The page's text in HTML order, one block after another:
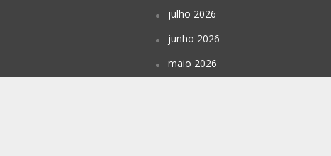
julho 2026
junho 2026
maio 2026